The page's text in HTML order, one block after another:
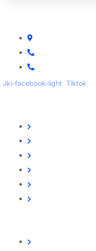
Jki-facebook-light Tiktok